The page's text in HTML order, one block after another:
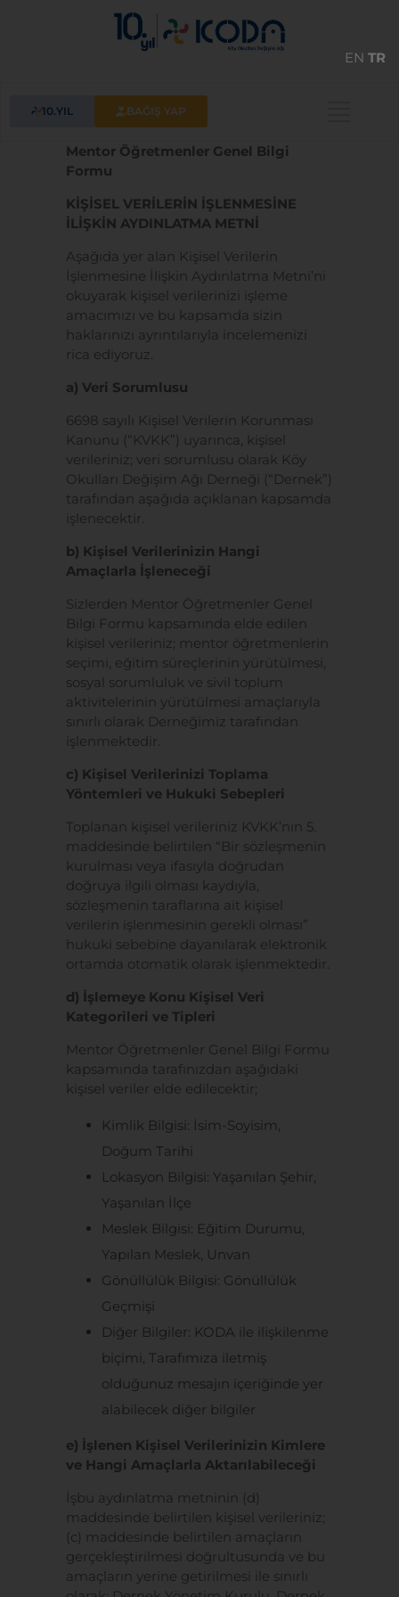
10.YIL BAĞIŞ YAP
Mentor Öğretmenler Genel Bilgi
Formu
KİŞİSEL VERİLERİN İŞLENMESİNE
İLİŞKİN AYDINLATMA METNİ
Aşağıda yer alan Kişisel Verilerin
İşlenmesine İlişkin Aydınlatma Metni’ni
okuyarak kişisel verilerinizi işleme
amacımızı ve bu kapsamda sizin
haklarınızı ayrıntılarıyla incelemenizi
rica ediyoruz.
a) Veri Sorumlusu
6698 sayılı Kişisel Verilerin Korunması
Kanunu (“KVKK”) uyarınca, kişisel
verileriniz; veri sorumlusu olarak Köy
Okulları Değişim Ağı Derneği (“Dernek”)
tarafından aşağıda açıklanan kapsamda
işlenecektir.
b) Kişisel Verilerinizin Hangi
Amaçlarla İşleneceği
Sizlerden Mentor Öğretmenler Genel
Bilgi Formu kapsamında elde edilen
kişisel verileriniz; mentor öğretmenlerin
seçimi, eğitim süreçlerinin yürütülmesi,
sosyal sorumluluk ve sivil toplum
aktivitelerinin yürütülmesi amaçlarıyla
sınırlı olarak Derneğimiz tarafından
işlenmektedir.
c) Kişisel Verilerinizi Toplama
Yöntemleri ve Hukuki Sebepleri
Toplanan kişisel verileriniz KVKK’nın 5.
maddesinde belirtilen “Bir sözleşmenin
kurulması veya ifasıyla doğrudan
doğruya ilgili olması kaydıyla,
sözleşmenin taraflarına ait kişisel
verilerin işlenmesinin gerekli olması”
hukuki sebebine dayanılarak elektronik
ortamda otomatik olarak işlenmektedir.
d) İşlemeye Konu Kişisel Veri
Kategorileri ve Tipleri
Mentor Öğretmenler Genel Bilgi Formu
kapsamında tarafınızdan aşağıdaki
kişisel veriler elde edilecektir;
Kimlik Bilgisi: İsim-Soyisim,
Doğum Tarihi
Lokasyon Bilgisi: Yaşanılan Şehir,
Yaşanılan İlçe
Meslek Bilgisi: Eğitim Durumu,
Yapılan Meslek, Unvan
Gönüllülük Bilgisi: Gönüllülük
Geçmişi
Diğer Bilgiler: KODA ile ilişkilenme
biçimi, Tarafımıza iletmiş
olduğunuz mesajın içeriğinde yer
alabilecek diğer bilgiler
e) İşlenen Kişisel Verilerinizin Kimlere
ve Hangi Amaçlarla Aktarılabileceği
İşbu aydınlatma metninin (d)
maddesinde belirtilen kişisel verileriniz;
(c) maddesinde belirtilen amaçların
gerçekleştirilmesi doğrultusunda ve bu
amaçların yerine getirilmesi ile sınırlı
EN TR